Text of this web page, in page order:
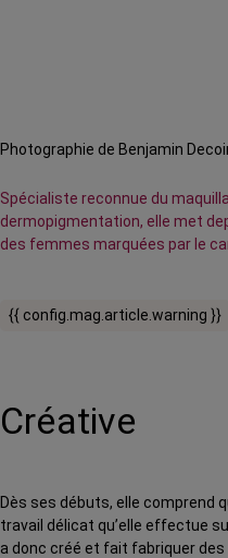
Photographie de Benjamin
Spécialiste reconnue du
dermopigmentation, elle met
des femmes marquées par le
{{ config.mag.article.warning }}
Créative
Dès ses débuts, elle comprend
travail délicat qu’elle effectue
a donc créé et fait fabriquer